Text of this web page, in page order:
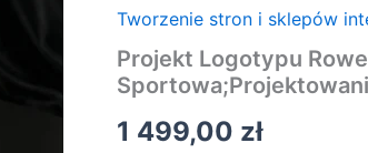
Tworzenie stron i sklepów
Projekt Logotypu
1 499,00 zł
Rowerowego
Branża
Sportowa;Projektowanie
i
Identyfikacja